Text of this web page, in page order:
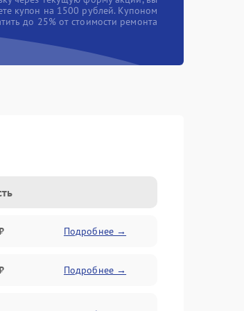
купон на 1500 рублей. Купоном
до 25% от стоимости ремонта
Подробнее →
Подробнее →